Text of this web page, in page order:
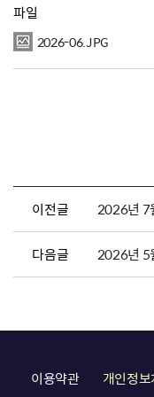
파일
2026-06.JPG
이전글 2026년 7
다음글 2026년 5
이용약관 개인정